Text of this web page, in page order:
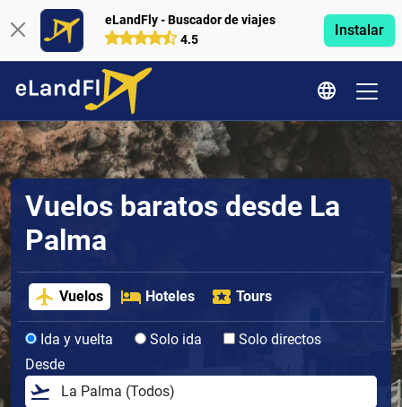
eLandFly - Buscador de viajes
4.5
Instalar
Vuelos baratos desde La
Palma
Vuelos Hoteles Tours
Ida y vuelta Solo ida
Solo directos
Desde